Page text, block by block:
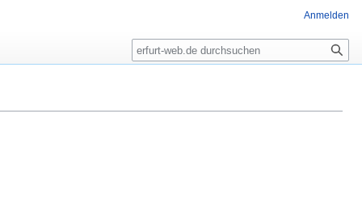
Anmelden
Suche